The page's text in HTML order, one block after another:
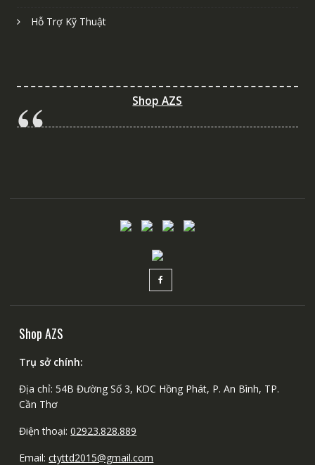
Hỗ Trợ Kỹ Thuật
Shop AZS
Shop AZS
Trụ sở chính:
Địa chỉ: 54B Đường Số 3, KDC Hồng Phát, P. An Bình, TP.
Cần Thơ
Điện thoại:02923.828.889
Email:ctyttd2015@gmail.com